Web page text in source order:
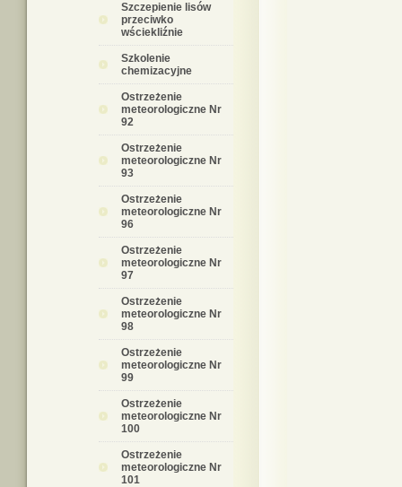
Szczepienie lisów
przeciwko
wściekliźnie
Szkolenie
chemizacyjne
Ostrzeżenie
meteorologiczne Nr
92
Ostrzeżenie
meteorologiczne Nr
93
Ostrzeżenie
meteorologiczne Nr
96
Ostrzeżenie
meteorologiczne Nr
97
Ostrzeżenie
meteorologiczne Nr
98
Ostrzeżenie
meteorologiczne Nr
99
Ostrzeżenie
meteorologiczne Nr
100
Ostrzeżenie
meteorologiczne Nr
101